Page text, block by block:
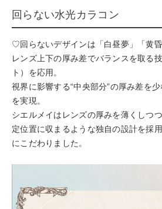
回らない水光カラコン
♡回らないデザインは「白昼夢」「黄
レンズ上下の厚み差でバランスを取る
ト）を応用。
視界に影響する“中央部分”の厚み差を
を実現。
シエルメイはレンズの厚みを薄くしつ
定位置に収まるような独自の設計を採
にこだわりました。